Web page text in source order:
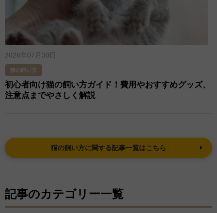
2026年07月30日
猫の飼い方
初心者向け猫の飼い方ガイド！費用やおすすめグッズ、
注意点までやさしく解説
猫の飼い方に関する記事一覧はこちら
記事のカテゴリー一覧